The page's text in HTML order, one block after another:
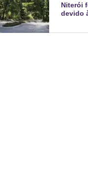
Niterói
devido